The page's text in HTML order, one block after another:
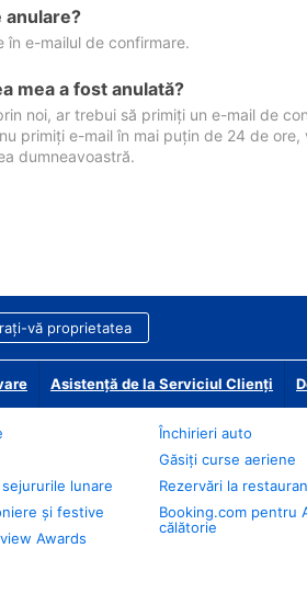
anulare?
în e-mailul de confirmare.
mea a fost anulată?
noi, ar trebui să primiți un e-mail de
primiți e-mail în mai puțin de 24 de
dumneavoastră.
vă proprietatea
Asistență de la Serviciul Clienți
lunare
și festive
Awards
Închirieri auto
Găsiți curse aeriene
Rezervări la
Booking.com pentru
călătorie